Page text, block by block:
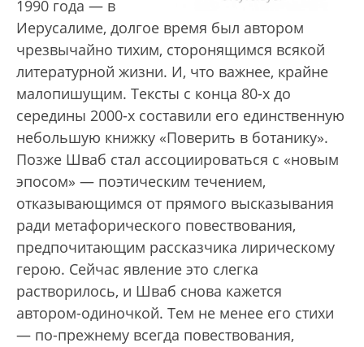
1990 года — в
Иерусалиме, долгое время был автором
чрезвычайно тихим, сторонящимся всякой
литературной жизни. И, что важнее, крайне
малопишущим. Тексты с конца 80-х до
середины 2000-х составили его единственную
небольшую книжку «Поверить в ботанику».
Позже Шваб стал ассоциироваться с «новым
эпосом» — поэтическим течением,
отказывающимся от прямого высказывания
ради метафорического повествования,
предпочитающим рассказчика лирическому
герою. Сейчас явление это слегка
растворилось, и Шваб снова кажется
автором-одиночкой. Тем не менее его стихи
— по-прежнему всегда повествования,